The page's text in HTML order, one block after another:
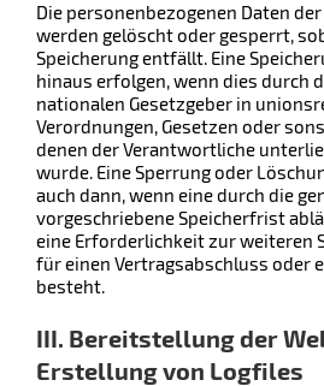
Die personenbezogenen Daten
werden gelöscht oder gesperrt,
Speicherung entfällt. Eine
hinaus erfolgen, wenn dies durch
nationalen Gesetzgeber in
Verordnungen, Gesetzen oder
denen der Verantwortliche
wurde. Eine Sperrung oder
auch dann, wenn eine durch die
vorgeschriebene Speicherfrist
eine Erforderlichkeit zur weiteren
für einen Vertragsabschluss oder
besteht.
III. Bereitstellung der
Erstellung von Logfiles